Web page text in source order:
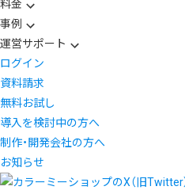
料金
事例
運営サポート
ログイン
資料請求
無料お試し
導入を検討中の方へ
制作・開発会社の方へ
お知らせ